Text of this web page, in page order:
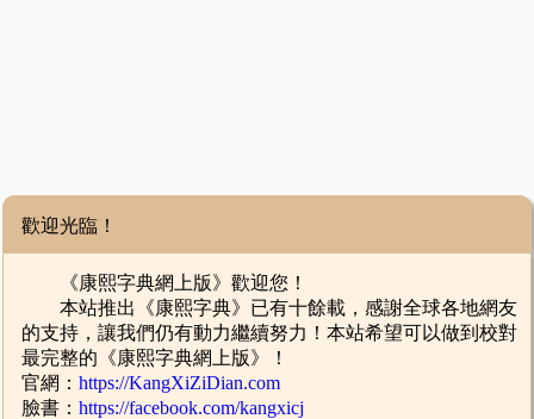
歡迎光臨！
《康熙字典網上版》歡迎您！
本站推出《康熙字典》已有十餘載，感謝全球各地網友
的支持，讓我們仍有動力繼續努力！本站希望可以做到校對
最完整的《康熙字典網上版》！
官網：https://KangXiZiDian.com
臉書：https://facebook.com/kangxicj